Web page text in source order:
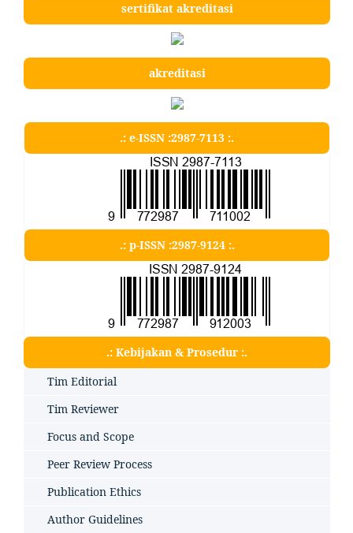
sertifikat akreditasi
akreditasi
.: e-ISSN :2987-7113 :.
.: p-ISSN :2987-9124 :.
.: Kebijakan & Prosedur :.
Tim Editorial
Tim Reviewer
Focus and Scope
Peer Review Process
Publication Ethics
Author Guidelines